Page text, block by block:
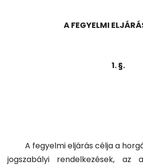
A FEGYELMI
1. §.
A fegyelmi eljárás célja a
jogszabályi rendelkezések, az